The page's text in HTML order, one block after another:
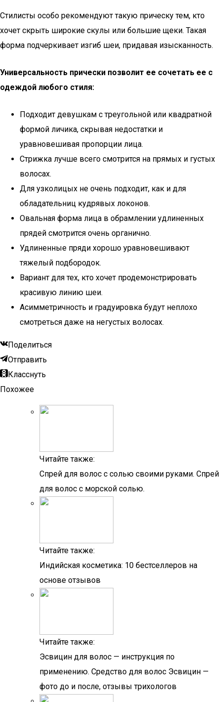
Стилисты особо рекомендуют такую прическу тем, кто
хочет скрыть широкие скулы или большие щеки. Такая
форма подчеркивает изгиб шеи, придавая изысканность.
Универсальность прически позволит ее сочетать ее с
одеждой любого стиля:
Подходит девушкам с треугольной или квадратной
формой личика, скрывая недостатки и
уравновешивая пропорции лица.
Стрижка лучше всего смотрится на прямых и густых
волосах.
Для узколицых не очень подходит, как и для
обладательниц кудрявых локонов.
Овальная форма лица в обрамлении удлиненных
прядей смотрится очень органично.
Удлиненные пряди хорошо уравновешивают
тяжелый подбородок.
Вариант для тех, кто хочет продемонстрировать
красивую линию шеи.
Асимметричность и градуировка будут неплохо
смотреться даже на негустых волосах.
Поделиться
Отправить
Класснуть
Похожее
Читайте также:
Спрей для волос с солью своими руками. Спрей
для волос с морской солью.
Читайте также:
Индийская косметика: 10 бестселлеров на
основе отзывов
Читайте также:
Эсвицин для волос — инструкция по
применению. Средство для волос Эсвицин —
фото до и после, отзывы трихологов